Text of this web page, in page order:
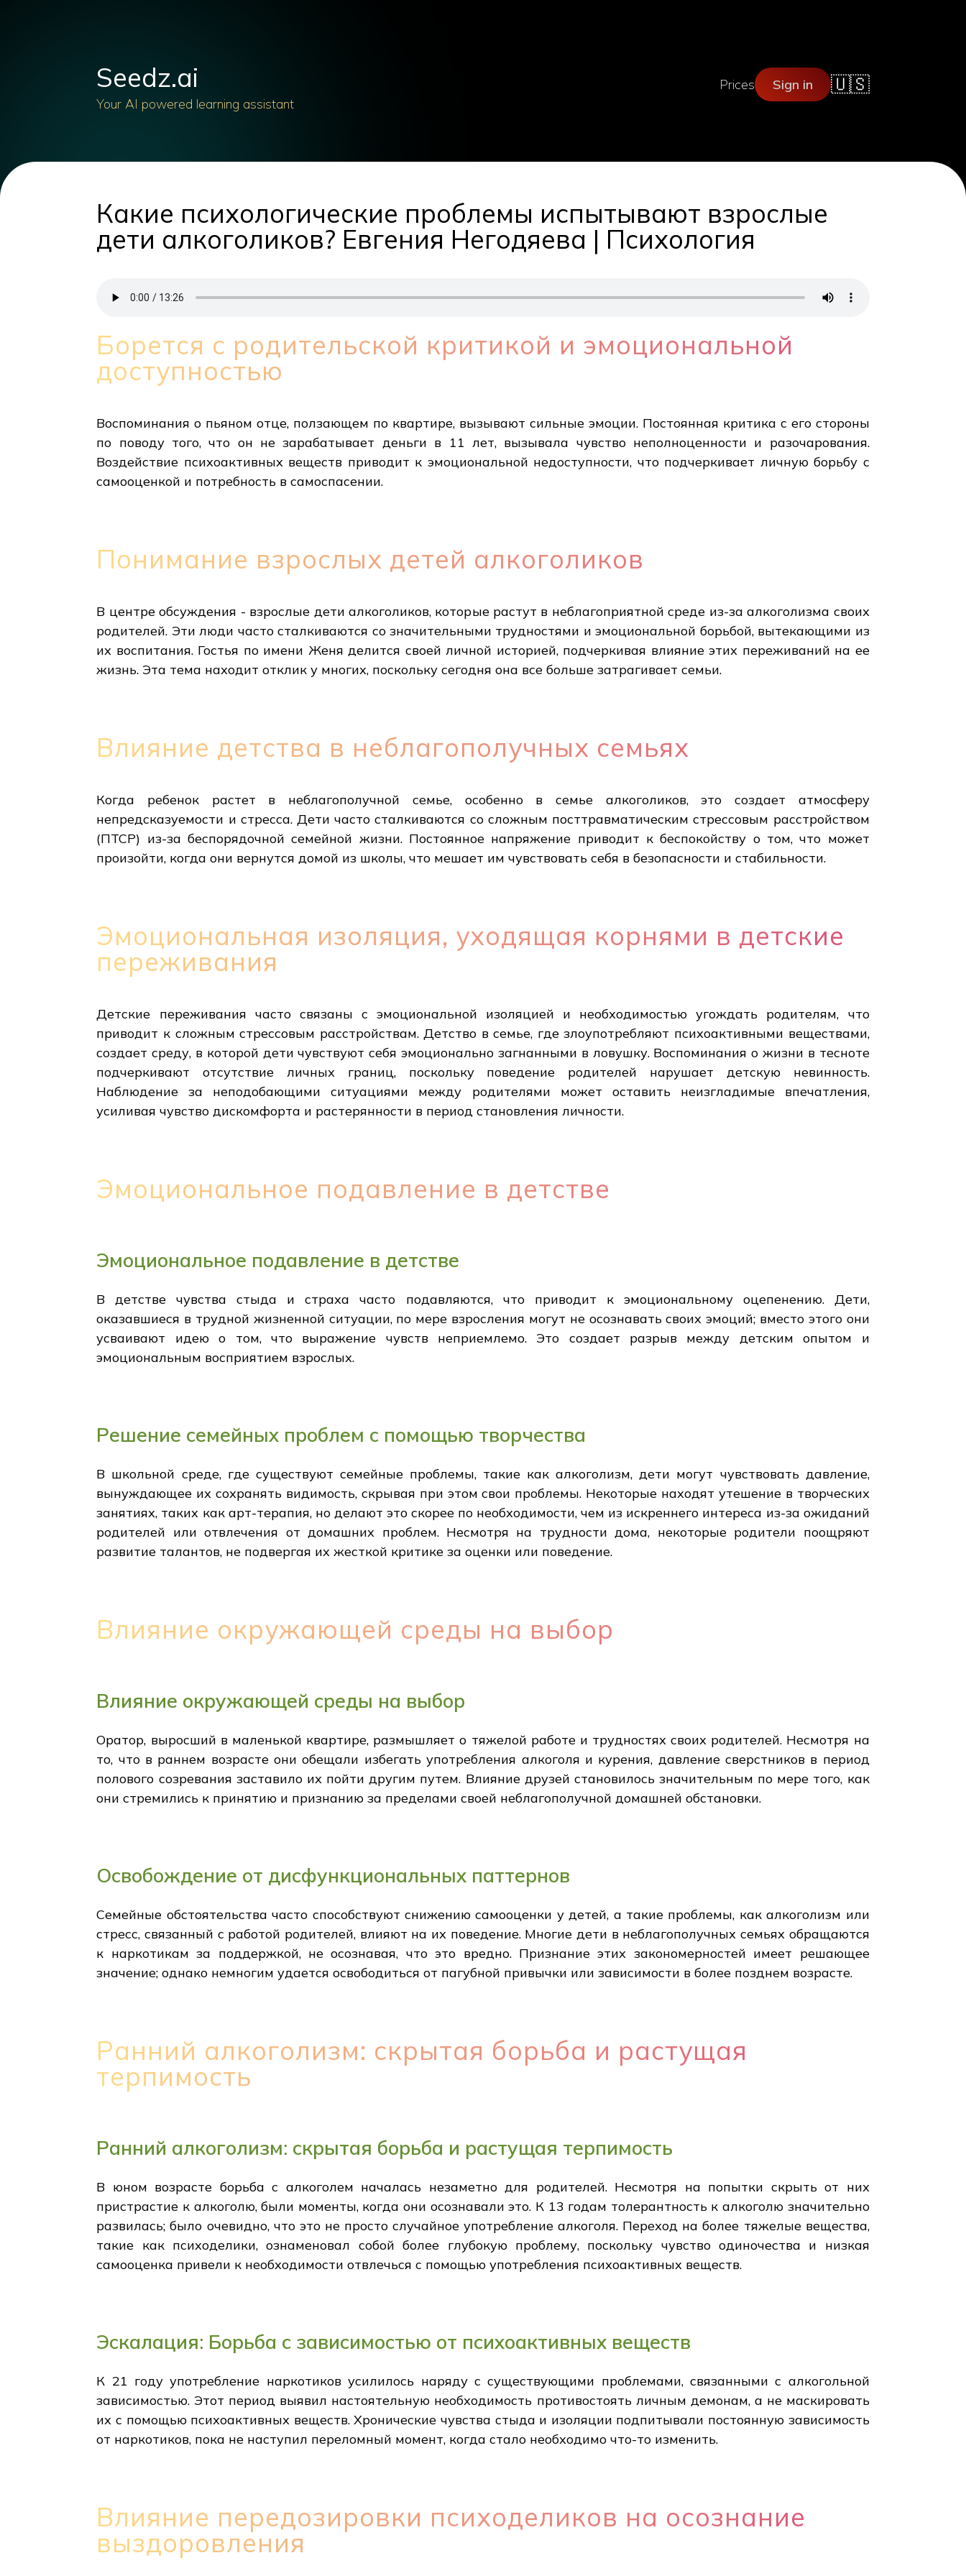
Seedz.ai
Your AI powered learning assistant
Prices Sign in 🇺🇸
Какие психологические проблемы испытывают взрослые
дети алкоголиков? Евгения Негодяева | Психология
Борется с родительской критикой и эмоциональной
доступностью
Воспоминания о пьяном отце, ползающем по квартире, вызывают сильные эмоции. Постоянная критика с его стороны
по поводу того, что он не зарабатывает деньги в 11 лет, вызывала чувство неполноценности и разочарования.
Воздействие психоактивных веществ приводит к эмоциональной недоступности, что подчеркивает личную борьбу с
самооценкой и потребность в самоспасении.
Понимание взрослых детей алкоголиков
В центре обсуждения - взрослые дети алкоголиков, которые растут в неблагоприятной среде из-за алкоголизма своих
родителей. Эти люди часто сталкиваются со значительными трудностями и эмоциональной борьбой, вытекающими из
их воспитания. Гостья по имени Женя делится своей личной историей, подчеркивая влияние этих переживаний на ее
жизнь. Эта тема находит отклик у многих, поскольку сегодня она все больше затрагивает семьи.
Влияние детства в неблагополучных семьях
Когда ребенок растет в неблагополучной семье, особенно в семье алкоголиков, это создает атмосферу
непредсказуемости и стресса. Дети часто сталкиваются со сложным посттравматическим стрессовым расстройством
(ПТСР) из-за беспорядочной семейной жизни. Постоянное напряжение приводит к беспокойству о том, что может
произойти, когда они вернутся домой из школы, что мешает им чувствовать себя в безопасности и стабильности.
Эмоциональная изоляция, уходящая корнями в детские
переживания
Детские переживания часто связаны с эмоциональной изоляцией и необходимостью угождать родителям, что
приводит к сложным стрессовым расстройствам. Детство в семье, где злоупотребляют психоактивными веществами,
создает среду, в которой дети чувствуют себя эмоционально загнанными в ловушку. Воспоминания о жизни в тесноте
подчеркивают отсутствие личных границ, поскольку поведение родителей нарушает детскую невинность.
Наблюдение за неподобающими ситуациями между родителями может оставить неизгладимые впечатления,
усиливая чувство дискомфорта и растерянности в период становления личности.
Эмоциональное подавление в детстве
Эмоциональное подавление в детстве
В детстве чувства стыда и страха часто подавляются, что приводит к эмоциональному оцепенению. Дети,
оказавшиеся в трудной жизненной ситуации, по мере взросления могут не осознавать своих эмоций; вместо этого они
усваивают идею о том, что выражение чувств неприемлемо. Это создает разрыв между детским опытом и
эмоциональным восприятием взрослых.
Решение семейных проблем с помощью творчества
В школьной среде, где существуют семейные проблемы, такие как алкоголизм, дети могут чувствовать давление,
вынуждающее их сохранять видимость, скрывая при этом свои проблемы. Некоторые находят утешение в творческих
занятиях, таких как арт-терапия, но делают это скорее по необходимости, чем из искреннего интереса из-за ожиданий
родителей или отвлечения от домашних проблем. Несмотря на трудности дома, некоторые родители поощряют
развитие талантов, не подвергая их жесткой критике за оценки или поведение.
Влияние окружающей среды на выбор
Влияние окружающей среды на выбор
Оратор, выросший в маленькой квартире, размышляет о тяжелой работе и трудностях своих родителей. Несмотря на
то, что в раннем возрасте они обещали избегать употребления алкоголя и курения, давление сверстников в период
полового созревания заставило их пойти другим путем. Влияние друзей становилось значительным по мере того, как
они стремились к принятию и признанию за пределами своей неблагополучной домашней обстановки.
Освобождение от дисфункциональных паттернов
Семейные обстоятельства часто способствуют снижению самооценки у детей, а такие проблемы, как алкоголизм или
стресс, связанный с работой родителей, влияют на их поведение. Многие дети в неблагополучных семьях обращаются
к наркотикам за поддержкой, не осознавая, что это вредно. Признание этих закономерностей имеет решающее
значение; однако немногим удается освободиться от пагубной привычки или зависимости в более позднем возрасте.
Ранний алкоголизм: скрытая борьба и растущая
терпимость
Ранний алкоголизм: скрытая борьба и растущая терпимость
В юном возрасте борьба с алкоголем началась незаметно для родителей. Несмотря на попытки скрыть от них
пристрастие к алкоголю, были моменты, когда они осознавали это. К 13 годам толерантность к алкоголю значительно
развилась; было очевидно, что это не просто случайное употребление алкоголя. Переход на более тяжелые вещества,
такие как психоделики, ознаменовал собой более глубокую проблему, поскольку чувство одиночества и низкая
самооценка привели к необходимости отвлечься с помощью употребления психоактивных веществ.
Эскалация: Борьба с зависимостью от психоактивных веществ
К 21 году употребление наркотиков усилилось наряду с существующими проблемами, связанными с алкогольной
зависимостью. Этот период выявил настоятельную необходимость противостоять личным демонам, а не маскировать
их с помощью психоактивных веществ. Хронические чувства стыда и изоляции подпитывали постоянную зависимость
от наркотиков, пока не наступил переломный момент, когда стало необходимо что-то изменить.
Влияние передозировки психоделиков на осознание
выздоровления